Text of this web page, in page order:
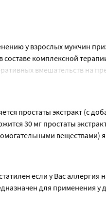
суппозиторий следует
тому способу
с
у взрослых мужчин при:
составе комплексной
вмешательств на
простаты экстракт (с
30 мг простаты
веществами)
если у Вас
для применения у